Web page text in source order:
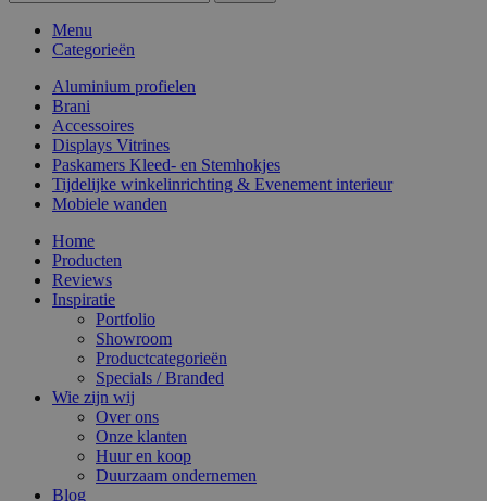
Menu
Categorieën
Aluminium profielen
Brani
Accessoires
Displays Vitrines
Paskamers Kleed- en Stemhokjes
Tijdelijke winkelinrichting & Evenement interieur
Mobiele wanden
Home
Producten
Reviews
Inspiratie
Portfolio
Showroom
Productcategorieën
Specials / Branded
Wie zijn wij
Over ons
Onze klanten
Huur en koop
Duurzaam ondernemen
Blog